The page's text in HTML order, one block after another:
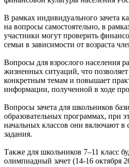
В рамках индивидуального зачета
на вопросы самостоятельно, в
участники могут проверить
семьи в зависимости от возраста
Вопросы для взрослого населения
жизненных ситуаций, что
конкретным темам и повышает
информации, полученной в ходе
Вопросы зачета для школьников
образовательных программах, при
начальных классов они включают в
задания.
Также для школьников 7–11 класс
олимпиадный зачет (14-16 октября